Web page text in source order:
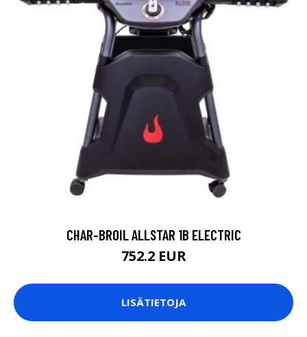
CHAR-BROIL ALLSTAR 1B ELECTRIC
752.2 EUR
LISÄTIETOJA